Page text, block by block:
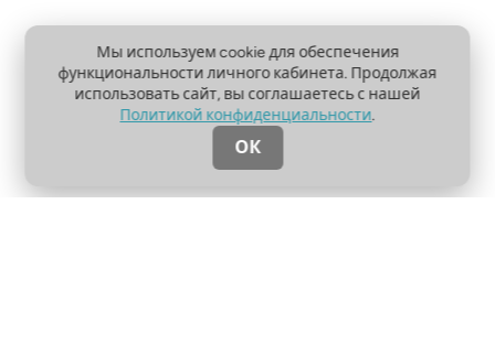
Мы используем cookie для обеспечения
функциональности личного кабинета. Продолжая
использовать сайт, вы соглашаетесь с нашей
Политикой конфиденциальности.
ОК